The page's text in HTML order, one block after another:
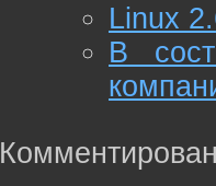
Linux
В